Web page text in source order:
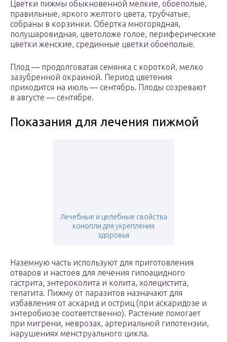
Цветки пижмы обыкновенной мелкие, обоеполые,
правильные, яркого желтого цвета, трубчатые,
собраны в корзинки. Обертка многорядная,
полушаровидная, цветоложе голое, периферические
цветки женские, срединные цветки обоеполые.
Плод — продолговатая семянка с короткой, мелко
зазубренной окраиной. Период цветения
приходится на июль — сентябрь. Плоды созревают
в августе — сентябре.
Показания для лечения пижмой
Лечебные и целебные свойства
конопли для укрепления
здоровья
Наземную часть используют для приготовления
отваров и настоев для лечения гипоацидного
гастрита, энтероколита и колита, холецистита,
гепатита. Пижму от паразитов назначают для
избавления от аскарид и остриц (при аскаридозе и
энтеробиозе соответственно). Растение помогает
при мигрени, неврозах, артериальной гипотензии,
нарушениях менструального цикла.